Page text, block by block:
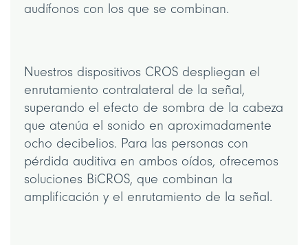
audífonos con los que se combinan.
Nuestros dispositivos CROS despliegan el
enrutamiento contralateral de la señal,
superando el efecto de sombra de la cabeza
que atenúa el sonido en aproximadamente
ocho decibelios. Para las personas con
pérdida auditiva en ambos oídos, ofrecemos
soluciones BiCROS, que combinan la
amplificación y el enrutamiento de la señal.